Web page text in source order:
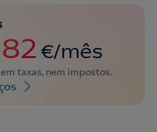
€/mês
taxas, nem impostos.